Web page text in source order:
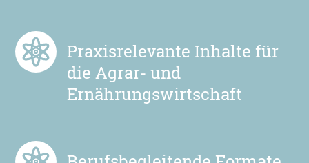
Praxisrelevante Inhalte für
die Agrar- und
Ernährungswirtschaft